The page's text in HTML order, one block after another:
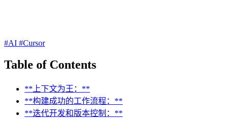
#AI #Cursor
Table of Contents
**上下文为王：**
**构建成功的工作流程：**
**迭代开发和版本控制：**